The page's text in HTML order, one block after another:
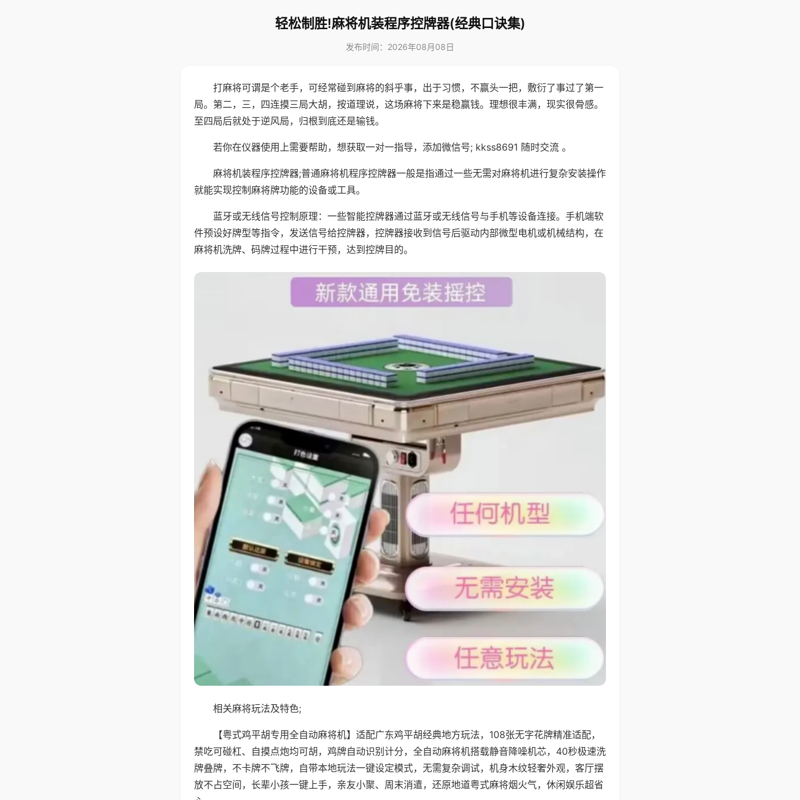
轻松制胜!麻将机装程序控牌器(经典口诀集)
发布时间：2026年08月08日
打麻将可谓是个老手，可经常碰到麻将的斜乎事，出于习惯，不赢头一把，敷衍了事过了第一
局。第二，三，四连摸三局大胡，按道理说，这场麻将下来是稳赢钱。理想很丰满，现实很骨感。
至四局后就处于逆风局，归根到底还是输钱。
若你在仪器使用上需要帮助，想获取一对一指导，添加微信号; kkss8691 随时交流 。
麻将机装程序控牌器;普通麻将机程序控牌器一般是指通过一些无需对麻将机进行复杂安装操作
就能实现控制麻将牌功能的设备或工具。
蓝牙或无线信号控制原理：一些智能控牌器通过蓝牙或无线信号与手机等设备连接。手机端软
件预设好牌型等指令，发送信号给控牌器，控牌器接收到信号后驱动内部微型电机或机械结构，在
麻将机洗牌、码牌过程中进行干预，达到控牌目的。
相关麻将玩法及特色;
【粤式鸡平胡专用全自动麻将机】适配广东鸡平胡经典地方玩法，108张无字花牌精准适配，
禁吃可碰杠、自摸点炮均可胡，鸡牌自动识别计分，全自动麻将机搭载静音降噪机芯，40秒极速洗
牌叠牌，不卡牌不飞牌，自带本地玩法一键设定模式，无需复杂调试，机身木纹轻奢外观，客厅摆
放不占空间，长辈小孩一键上手，亲友小聚、周末消遣，还原地道粤式麻将烟火气，休闲娱乐超省